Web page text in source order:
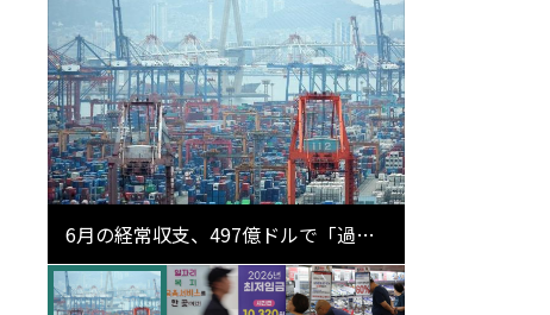
6月の経常収支、497億ドルで「過去
最大」…輸出が初の1000億ドル突破